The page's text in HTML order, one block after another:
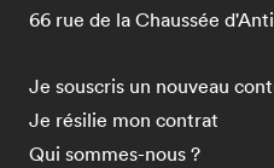
66 rue de la Chaussée
Je souscris un nouveau
Je résilie mon contrat
Qui sommes-nous ?